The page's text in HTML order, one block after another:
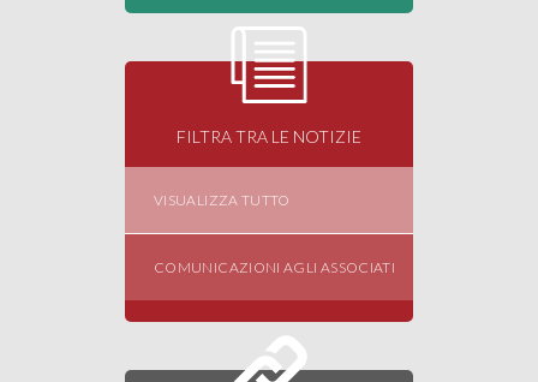
FILTRA TRA LE NOTIZIE
VISUALIZZA TUTTO
COMUNICAZIONI AGLI ASSOCIATI